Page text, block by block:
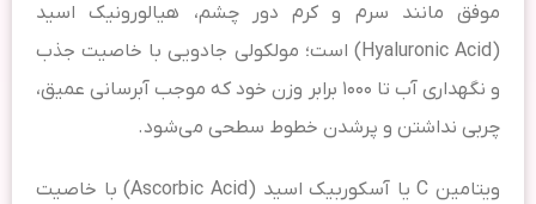
موفق مانند سرم و کرم دور چشم، هیالورونیک اسید
(Hyaluronic Acid) است؛ مولکولی جادویی با خاصیت جذب
و نگهداری آب تا ۱۰۰۰ برابر وزن خود که موجب آبرسانی عمیق،
چربی نداشتن و پرشدن خطوط سطحی می‌شود.
ویتامین C یا آسکوربیک اسید (Ascorbic Acid) با خاصیت